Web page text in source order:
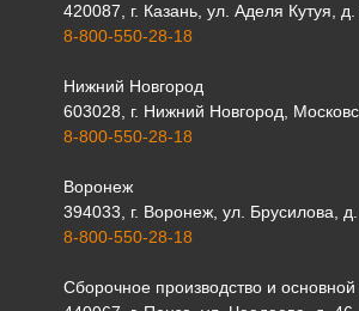
420087, г. Казань, ул. Аделя Кутуя,
8-800-550-28-18
Нижний Новгород
603028, г. Нижний Новгород,
8-800-550-28-18
Воронеж
394033, г. Воронеж, ул. Брусилова,
8-800-550-28-18
Сборочное производство и основной